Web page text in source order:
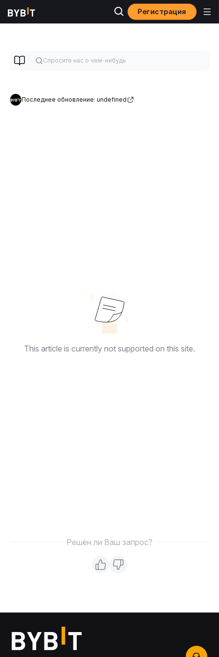
Регистрация
Последнее обновление: undefined
This article is currently not supported on this site.
Решён ли Ваш запрос?